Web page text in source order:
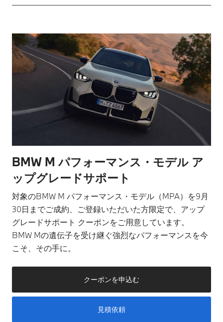
BMW M パフォーマンス・モデル ア
ップグレードサポート
対象のBMW M パフォーマンス・モデル（MPA）を9月
30日までご成約、ご登録いただいた方限定で、アップ
グレードサポート クーポンをご用意しています。
BMW Mの遺伝子を受け継ぐ強烈なパフォーマンスを今
こそ、その手に。
クーポンを申込む
見積依頼